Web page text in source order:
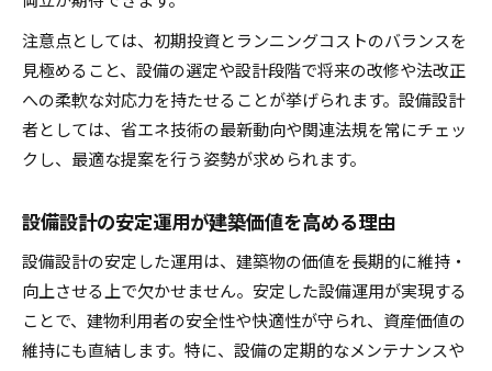
注意点としては、初期投資とランニングコストのバランスを
見極めること、設備の選定や設計段階で将来の改修や法改正
への柔軟な対応力を持たせることが挙げられます。設備設計
者としては、省エネ技術の最新動向や関連法規を常にチェッ
クし、最適な提案を行う姿勢が求められます。
設備設計の安定運用が建築価値を高める理由
設備設計の安定した運用は、建築物の価値を長期的に維持・
向上させる上で欠かせません。安定した設備運用が実現する
ことで、建物利用者の安全性や快適性が守られ、資産価値の
維持にも直結します。特に、設備の定期的なメンテナンスや